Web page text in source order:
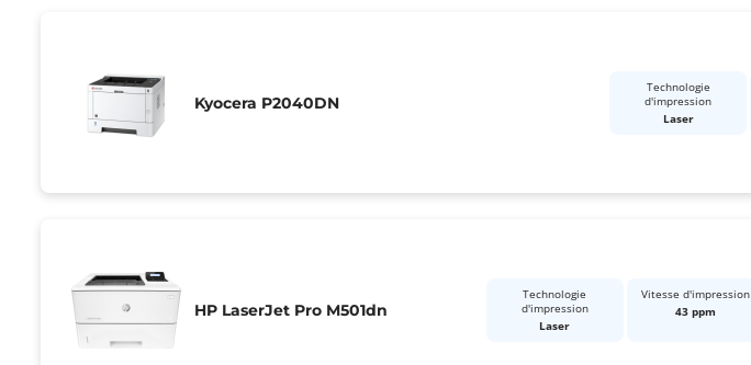
Kyocera P2040DN
Technologie
d'impression
Laser
HP LaserJet Pro M501dn
Technologie
d'impression
Laser
Vitesse d'impression
43 ppm